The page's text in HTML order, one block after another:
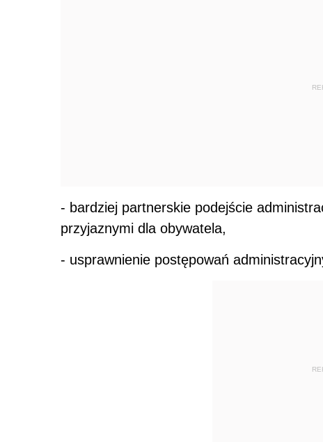
- bardziej partnerskie podejście
przyjaznymi dla obywatela,
- usprawnienie postępowań